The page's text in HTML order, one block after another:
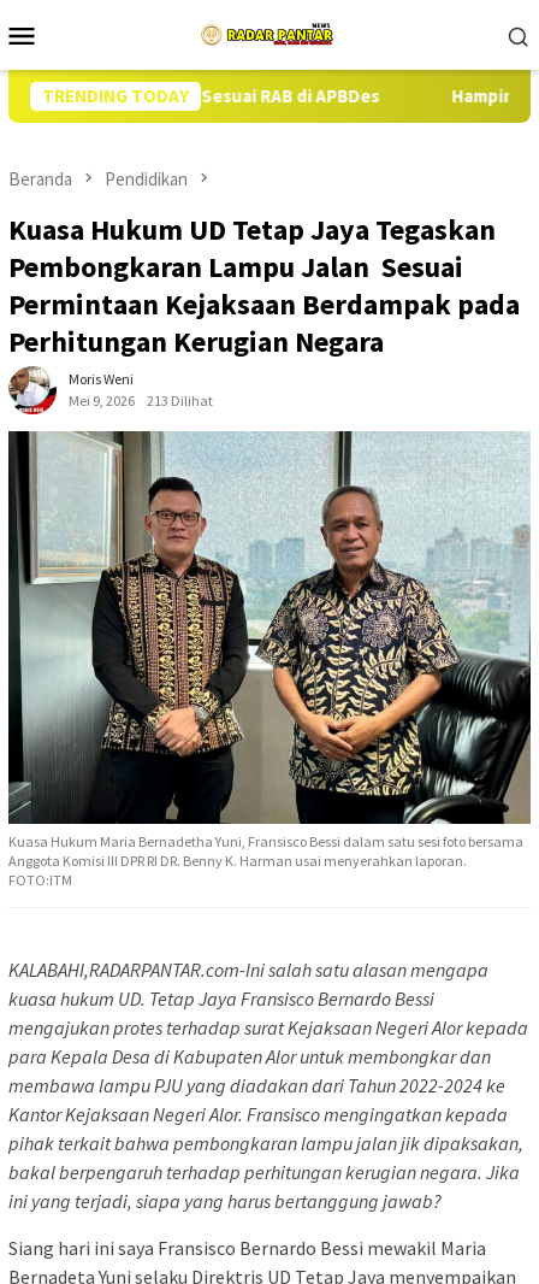
ke
Mobile
TRENDING TODAY
Babi Sesuai RAB di APBDes Hampir Setahun Jaksa
Beranda Pendidikan
Kuasa Hukum UD Tetap Jaya Tegaskan
Pembongkaran Lampu Jalan Sesuai
Permintaan Kejaksaan Berdampak pada
Perhitungan Kerugian Negara
Moris Weni
Mei 9, 2026
213 Dilihat
Kuasa Hukum Maria Bernadetha Yuni, Fransisco Bessi dalam satu sesi foto bersama
Anggota Komisi III DPR RI DR. Benny K. Harman usai menyerahkan laporan.
FOTO:ITM
KALABAHI,RADARPANTAR.com-Ini salah satu alasan mengapa
kuasa hukum UD. Tetap Jaya Fransisco Bernardo Bessi
mengajukan protes terhadap surat Kejaksaan Negeri Alor kepada
para Kepala Desa di Kabupaten Alor untuk membongkar dan
membawa lampu PJU yang diadakan dari Tahun 2022-2024 ke
Kantor Kejaksaan Negeri Alor. Fransisco mengingatkan kepada
pihak terkait bahwa pembongkaran lampu jalan jik dipaksakan,
bakal berpengaruh terhadap perhitungan kerugian negara. Jika
ini yang terjadi, siapa yang harus bertanggung jawab?
Siang hari ini saya Fransisco Bernardo Bessi mewakil Maria
Bernadeta Yuni selaku Direktris UD Tetap Jaya menyempaikan